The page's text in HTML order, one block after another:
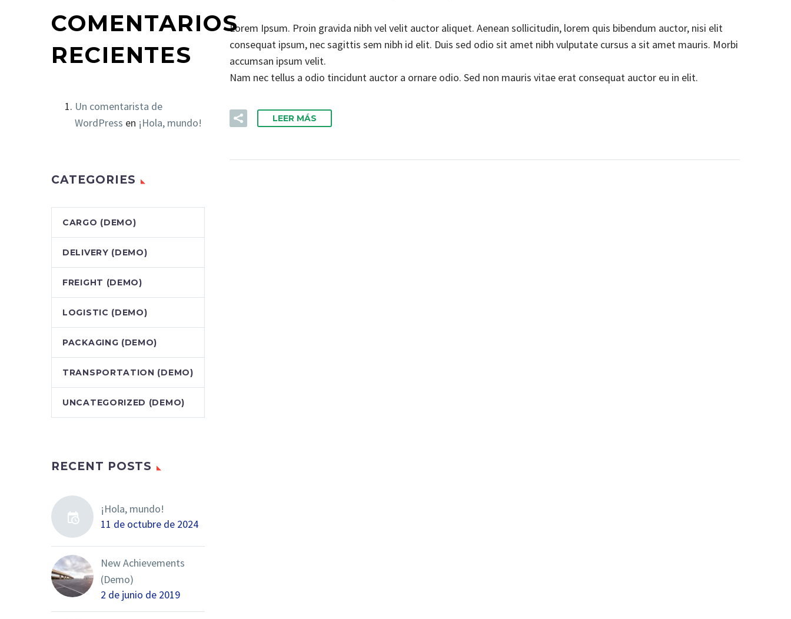
Lorem Ipsum. Proin gravida nibh vel velit auctor aliquet. Aenean sollicitudin, lorem quis bibendum auctor, nisi elit
consequat ipsum, nec sagittis sem nibh id elit. Duis sed odio sit amet nibh vulputate cursus a sit amet mauris. Morbi
accumsan ipsum velit.
Nam nec tellus a odio tincidunt auctor a ornare odio. Sed non mauris vitae erat consequat auctor eu in elit.
LEER MÁS
COMENTARIOS
RECIENTES
Un comentarista de
WordPress en ¡Hola, mundo!
CATEGORIES
CARGO (DEMO)
DELIVERY (DEMO)
FREIGHT (DEMO)
LOGISTIC (DEMO)
PACKAGING (DEMO)
TRANSPORTATION (DEMO)
UNCATEGORIZED (DEMO)
RECENT POSTS
¡Hola, mundo!
11 de octubre de 2024
New Achievements
(Demo)
2 de junio de 2019